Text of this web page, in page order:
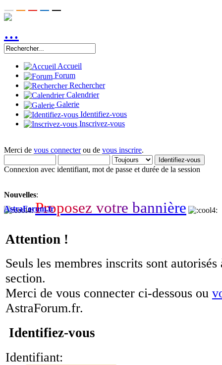
Accueil
Forum
Rechercher
Calendrier
Galerie
Identifiez-vous
Inscrivez-vous
Merci de vous connecterou de vous inscrire.
Connexion avec identifiant, mot de passe et durée de la session
Nouvelles:
Proposez votre bannière
AstraForum.fr
Attention !
Seuls les membres inscrits sont autorisés
section.
Merci de vous connecter ci-dessous ou
AstraForum.fr.
Identifiez-vous
Identifiant: